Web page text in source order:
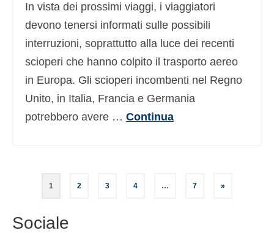
In vista dei prossimi viaggi, i viaggiatori
devono tenersi informati sulle possibili
interruzioni, soprattutto alla luce dei recenti
scioperi che hanno colpito il trasporto aereo
in Europa. Gli scioperi incombenti nel Regno
Unito, in Italia, Francia e Germania
potrebbero avere … Continua
Paginazione
degli
1 2 3 4 … 7 »
Sociale